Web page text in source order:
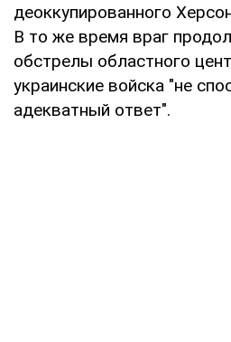
деоккупированного
В то же время враг
обстрелы областного
украинские войска "не
адекватный ответ".